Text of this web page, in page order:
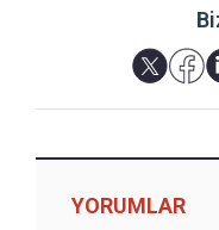
YORUMLAR